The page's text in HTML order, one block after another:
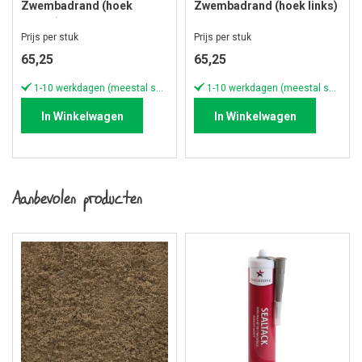
Zwembadrand (hoek
Taupe
Prijs per stuk
65,25
In Winkelwagen
Zwembadrand (hoek links)
Prijs per stuk
65,25
In Winkelwagen
Aanbevolen producten